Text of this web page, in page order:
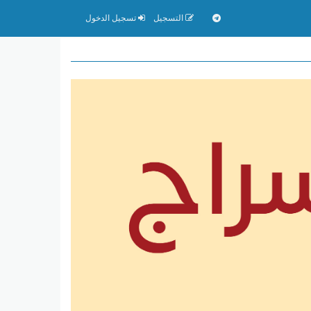
التسجيل تسجيل الدخول